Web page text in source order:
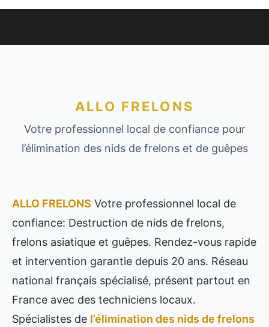
ALLO FRELONS
Votre professionnel local de confiance pour
l’élimination des nids de frelons et de guêpes
ALLO FRELONS Votre professionnel local de
confiance: Destruction de nids de frelons,
frelons asiatique et guêpes. Rendez-vous rapide
et intervention garantie depuis 20 ans. Réseau
national français spécialisé, présent partout en
France avec des techniciens locaux.
Spécialistes de l’élimination des nids de frelons